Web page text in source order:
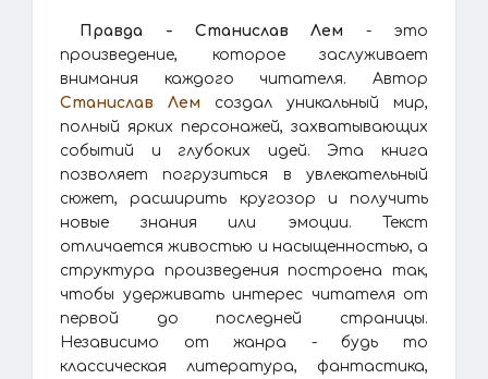
Правда - Станислав Лем - это
произведение, которое заслуживает
внимания каждого читателя. Автор
Станислав Лем создал уникальный мир,
полный ярких персонажей, захватывающих
событий и глубоких идей. Эта книга
позволяет погрузиться в увлекательный
сюжет, расширить кругозор и получить
новые знания или эмоции. Текст
отличается живостью и насыщенностью, а
структура произведения построена так,
чтобы удерживать интерес читателя от
первой до последней страницы.
Независимо от жанра - будь то
классическая литература, фантастика,